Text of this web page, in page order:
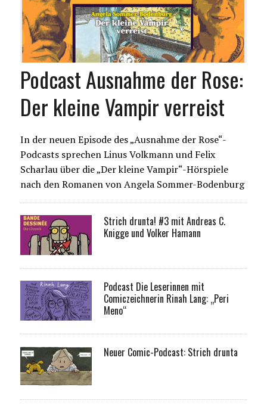
Podcast Ausnahme der Rose:
Der kleine Vampir verreist
In der neuen Episode des „Ausnahme der Rose“-
Podcasts sprechen Linus Volkmann und Felix
Scharlau über die „Der kleine Vampir“-Hörspiele
nach den Romanen von Angela Sommer-Bodenburg
Strich drunta! #3 mit Andreas C.
Knigge und Volker Hamann
Podcast Die Leserinnen mit
Comiczeichnerin Rinah Lang: „Peri
Meno“
Neuer Comic-Podcast: Strich drunta